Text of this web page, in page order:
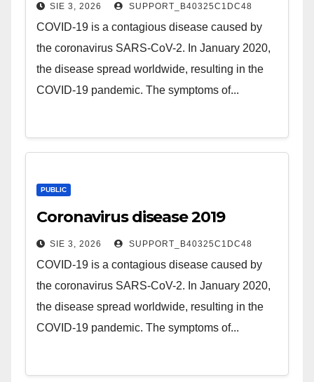
SIE 3, 2026 SUPPORT_B40325C1DC48
COVID-19 is a contagious disease caused by
the coronavirus SARS-CoV-2. In January 2020,
the disease spread worldwide, resulting in the
COVID-19 pandemic. The symptoms of...
PUBLIC
Coronavirus disease 2019
SIE 3, 2026 SUPPORT_B40325C1DC48
COVID-19 is a contagious disease caused by
the coronavirus SARS-CoV-2. In January 2020,
the disease spread worldwide, resulting in the
COVID-19 pandemic. The symptoms of...